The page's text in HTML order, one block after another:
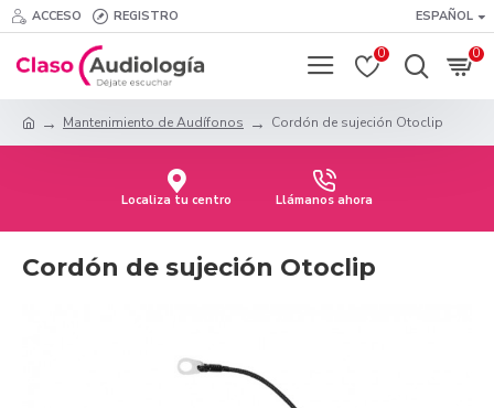
ACCESO REGISTRO ESPAÑOL
0 0
Mantenimiento de Audífonos Cordón de sujeción Otoclip
Localiza tu centro Llámanos ahora
Cordón de sujeción Otoclip